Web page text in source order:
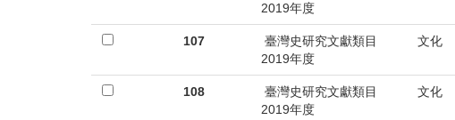
2019年度
107
臺灣史研究文獻類目
2019年度
文化
108
臺灣史研究文獻類目
2019年度
文化